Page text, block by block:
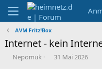
AVM Fritz!Box
Internet - kein
E
Nepomuk
E
31 Mai 2026